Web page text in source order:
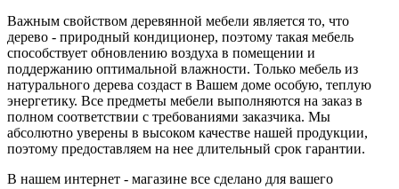
Важным свойством деревянной мебели является то, что
дерево - природный кондиционер, поэтому такая мебель
способствует обновлению воздуха в помещении и
поддержанию оптимальной влажности. Только мебель из
натурального дерева создаст в Вашем доме особую, теплую
энергетику. Все предметы мебели выполняются на заказ в
полном соответствии с требованиями заказчика. Мы
абсолютно уверены в высоком качестве нашей продукции,
поэтому предоставляем на нее длительный срок гарантии.
В нашем интернет - магазине все сделано для вашего